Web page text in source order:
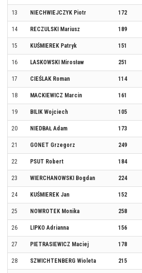
13 NIECHWIEJCZYK Piotr 172
14 RECZULSKI Mariusz 189
15 KUŚMIEREK Patryk 151
16 LASKOWSKI Mirosław 251
17 CIEŚLAK Roman 114
18 MACKIEWICZ Marcin 161
19 BILIK Wojciech 105
20 NIEDBAŁ Adam 173
21 GONET Grzegorz 249
22 PSUT Robert 184
23 WIERCHANOWSKI Bogdan 224
24 KUŚMIEREK Jan 152
25 NOWROTEK Monika 258
26 LIPKO Adrianna 156
27 PIETRASIEWICZ Maciej 178
28 SZWICHTENBERG Wioleta 215